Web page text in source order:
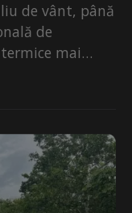
de vânt, până
de
mai